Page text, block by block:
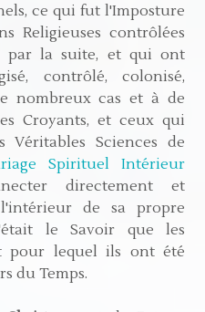
ce qui fut l'Imposture
Religieuses contrôlées
par la suite, et qui ont
contrôlé, colonisé,
nombreux cas et à de
Croyants, et ceux qui
Sciences de
Spirituel Intérieur
directement et
de sa propre
le Savoir que les
pour lequel ils ont été
du Temps.